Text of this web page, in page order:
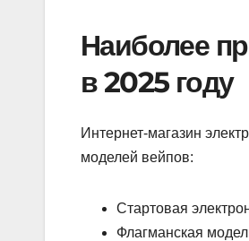
Наиболее
в 2025 году
Интернет-магазин
моделей вейпов:
Стартовая
Флагманская